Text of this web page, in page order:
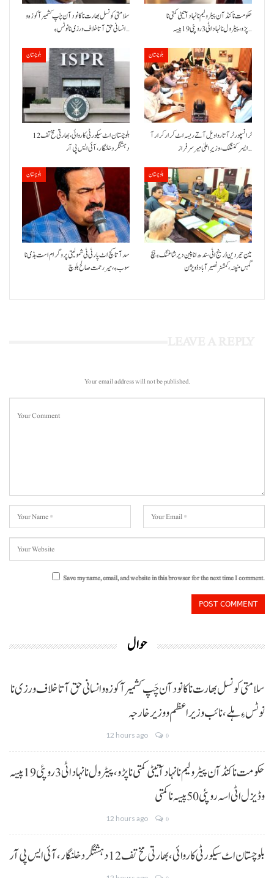
سلامتی کونسل بھارت نا کانود آن چَپ کشمیر آ کوزہ و
انسانی حق آتا خلاف ورزی نا نوٹس ءِ…
حکومت نا کنڈ آن پیٹرولیم نا نہاد آتیٹی کمتی نا
پڑو،پیٹرول نا نہاد اٹی 3 روپئی 19 پیسہ…
بلوچستان
بلوچستان اٹ سیکورٹی کاروائی، بھارتی مخ تف 12
دہشتگرد خلنگار،آئی ایس پی آر
بلوچستان
ٹرانسپورٹر آتا روا ویل آتے ریسہ اٹ کرار کرار آ
ایسر کننگک ،وزیرِ اعلیٰ میر سرفراز…
بلوچستان
سد آتا کچ اٹ پارٹی ٹی شمولیتی پروگرام است بڈی نا
سوب ءِ،میر رحمت صالح بلوچ
بلوچستان
مین حیردین ڈرینج اٹی سندھ انا پین دیر شاغنگ ءِ ہچ
گہس منپنہ،کمشنر نصیرآباد ڈویژن
Your email address will not be published.
Save my name, email, and website in this browser for the next time I comment.
حوال
سلامتی کونسل بھارت نا کانود آن چَپ کشمیر آ کوزہ و انسانی حق آتا خلاف ورزی نا
نوٹس ءِ ہلے،نائب وزیراعظم و وزیر خارجہ
12 hours ago 0
حکومت نا کنڈ آن پیٹرولیم نا نہاد آتیٹی کمتی نا پڑو،پیٹرول نا نہاد اٹی 3 روپئی 19 پیسہ
و ڈیزل اٹی اسہ روپئی 50 پیسہ نا کمتی
12 hours ago 0
بلوچستان اٹ سیکورٹی کاروائی، بھارتی مخ تف 12 دہشتگرد خلنگار،آئی ایس پی آر